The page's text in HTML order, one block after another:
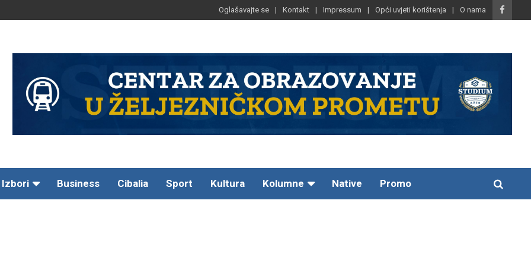
Oglašavajte se Kontakt Impressum Opći uvjeti korištenja O nama
Izbori Business Cibalia Sport Kultura Kolumne Native Promo